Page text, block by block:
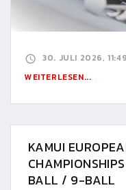
30. JULI 2026,
WEITERLESEN...
KAMUI
BALL / 9-BALL